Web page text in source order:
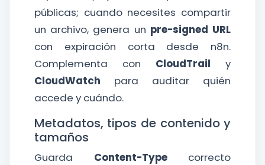
públicas; cuando necesites compartir
un archivo, genera un pre-signed URL
con expiración corta desde n8n.
Complementa con CloudTrail y
CloudWatch para auditar quién
accede y cuándo.
Metadatos, tipos de contenido y
tamaños
Guarda Content-Typecorrecto